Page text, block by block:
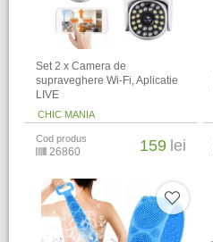
Set 2 x Camera de
supraveghere Wi-Fi, Aplicatie
LIVE
CHIC MANIA
Cod produs
26860 159 lei